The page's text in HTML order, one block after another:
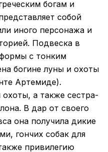
богам и
собой
иного персонажа и
Подвеска в
с тонким
богине луны и охоты
Артемиде).
а также сестра-
В дар от своего
она получила дикие
гончих собак для
привилегию